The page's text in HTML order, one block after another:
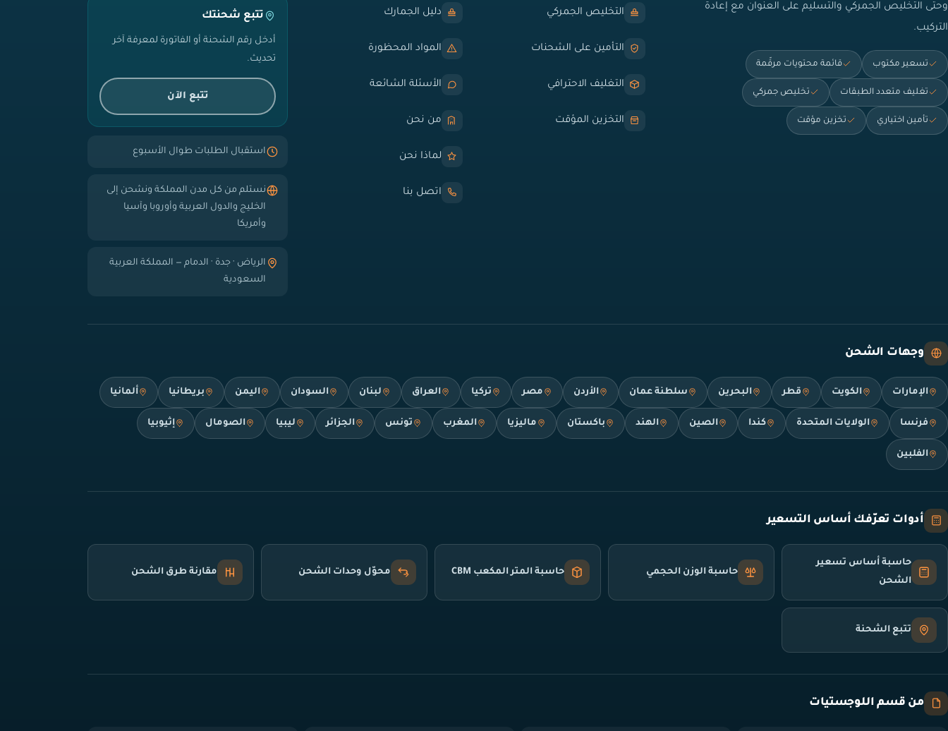
وحتى التخليص الجمركي والتسليم على العنوان مع إعادة
التركيب.
تسعير مكتوب قائمة محتويات مرقّمة
تغليف متعدد الطبقات تخليص جمركي
تأمين اختياري تخزين مؤقت
التخليص الجمركي
التأمين على الشحنات
التغليف الاحترافي
التخزين المؤقت
دليل الجمارك
المواد المحظورة
الأسئلة الشائعة
من نحن
لماذا نحن
اتصل بنا
تتبع شحنتك
أدخل رقم الشحنة أو الفاتورة لمعرفة آخر
تحديث.
تتبع الآن
استقبال الطلبات طوال الأسبوع
نستلم من كل مدن المملكة ونشحن إلى
الخليج والدول العربية وأوروبا وآسيا
وأمريكا
الرياض · جدة · الدمام — المملكة العربية
السعودية
وجهات الشحن
الإمارات الكويت قطر البحرين سلطنة عمان الأردن مصر تركيا العراق لبنان السودان اليمن بريطانيا ألمانيا
فرنسا الولايات المتحدة كندا الصين الهند باكستان ماليزيا المغرب تونس الجزائر ليبيا الصومال إثيوبيا
الفلبين
أدوات تعرّفك أساس التسعير
حاسبة أساس تسعير
الشحن
حاسبة الوزن الحجمي حاسبة المتر المكعب CBM محوّل وحدات الشحن مقارنة طرق الشحن
تتبع الشحنة
من قسم اللوجستيات